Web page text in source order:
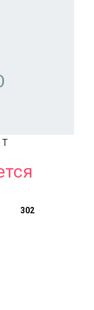
Т
302